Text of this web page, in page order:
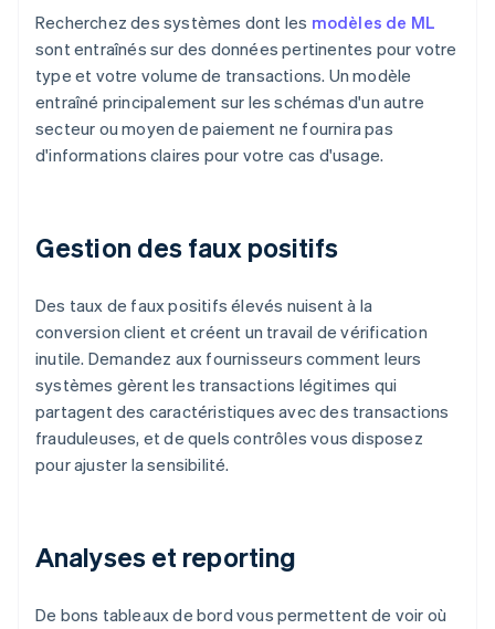
Recherchez des systèmes dont les modèles de ML
sont entraînés sur des données pertinentes pour votre
type et votre volume de transactions. Un modèle
entraîné principalement sur les schémas d'un autre
secteur ou moyen de paiement ne fournira pas
d'informations claires pour votre cas d'usage.
Gestion des faux positifs
Des taux de faux positifs élevés nuisent à la
conversion client et créent un travail de vérification
inutile. Demandez aux fournisseurs comment leurs
systèmes gèrent les transactions légitimes qui
partagent des caractéristiques avec des transactions
frauduleuses, et de quels contrôles vous disposez
pour ajuster la sensibilité.
Analyses et reporting
De bons tableaux de bord vous permettent de voir où